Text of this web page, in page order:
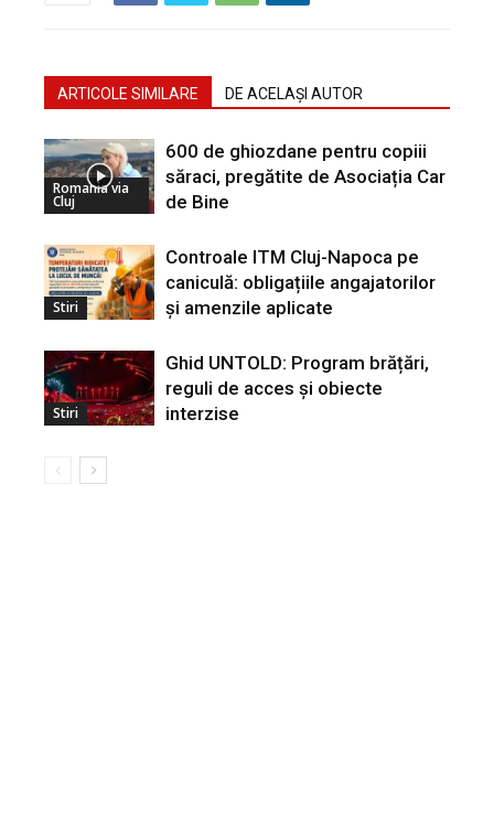
ARTICOLE SIMILARE DE ACELAȘI AUTOR
Romania via
Cluj
600 de ghiozdane pentru copiii
săraci, pregătite de Asociația Car
de Bine
Stiri
Controale ITM Cluj-Napoca pe
caniculă: obligațiile angajatorilor
și amenzile aplicate
Stiri
Ghid UNTOLD: Program brățări,
reguli de acces și obiecte
interzise